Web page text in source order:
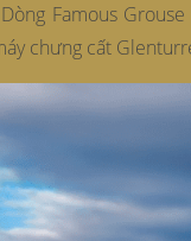
Famous
chưng cất